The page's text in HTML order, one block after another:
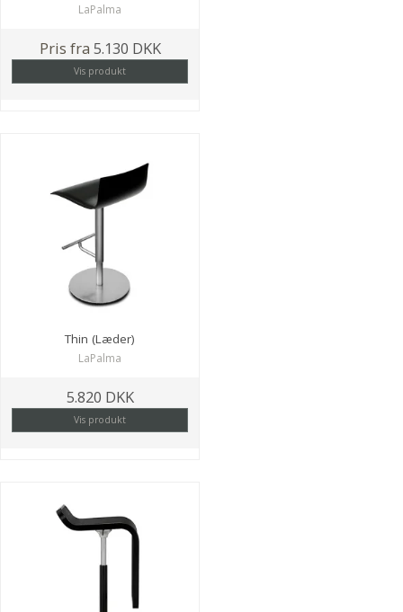
LaPalma
Pris fra 5.130 DKK
Vis produkt
Thin (Læder)
LaPalma
5.820 DKK
Vis produkt